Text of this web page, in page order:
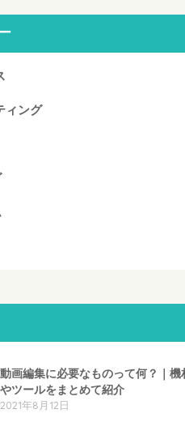
ィング
動画編集に必要なものって何？｜機
やツールをまとめて紹介
2021年8月12日